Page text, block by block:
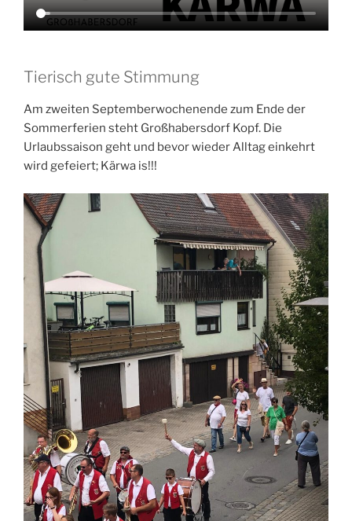
Tierisch gute Stimmung
Am zweiten Septemberwochenende zum Ende der
Sommerferien steht Großhabersdorf Kopf. Die
Urlaubssaison geht und bevor wieder Alltag einkehrt
wird gefeiert; Kärwa is!!!